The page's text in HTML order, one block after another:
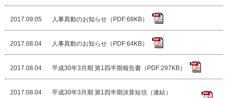
2017.09.05 人事異動のお知らせ（PDF:68KB）
2017.08.04 人事異動のお知らせ（PDF:64KB）
2017.08.04 平成30年3月期 第1四半期報告書（PDF:297KB）
2017.08.04
平成30年3月期 第1四半期決算短信（連結）